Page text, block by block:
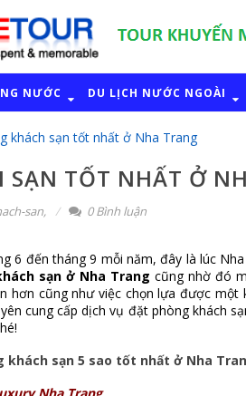
NƯỚC DU LỊCH NƯỚC NGOÀI
khách sạn tốt nhất ở Nha Trang
SẠN TỐT NHẤT Ở
san, 0 Bình luận
6 đến tháng 9 mỗi năm, đây là lúc
sạn ở Nha Trang cũng nhờ đó
hơn cũng như việc chọn lựa được một
cung cấp dịch vụ đặt phòng khách
khách sạn 5 sao tốt nhất ở Nha